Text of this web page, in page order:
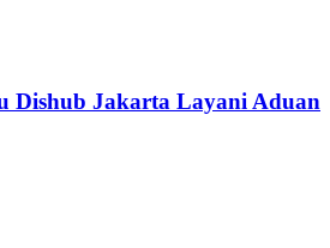
Dishub Jakarta Layani Aduan